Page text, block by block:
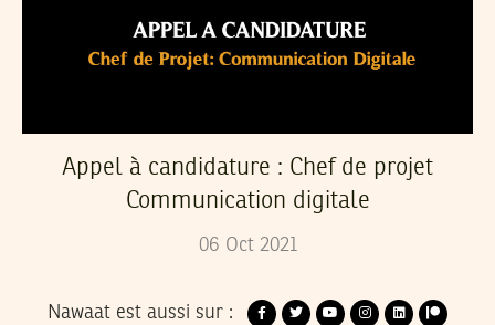
Appel à candidature : Chef de projet
Communication digitale
06 Oct 2021
Nawaat est aussi sur :